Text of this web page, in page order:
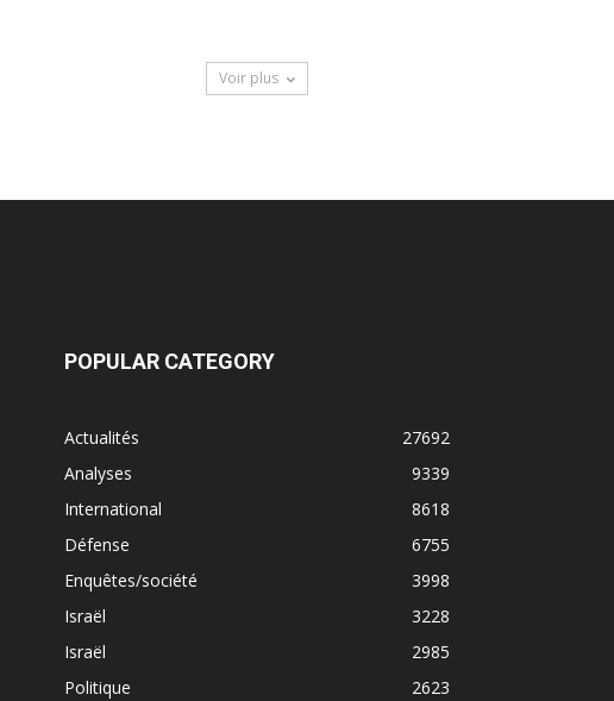
Voir plus
POPULAR CATEGORY
Actualités
27692
Analyses
9339
International
8618
Défense
6755
Enquêtes/société
3998
Israël
3228
Israël
2985
Politique
2623